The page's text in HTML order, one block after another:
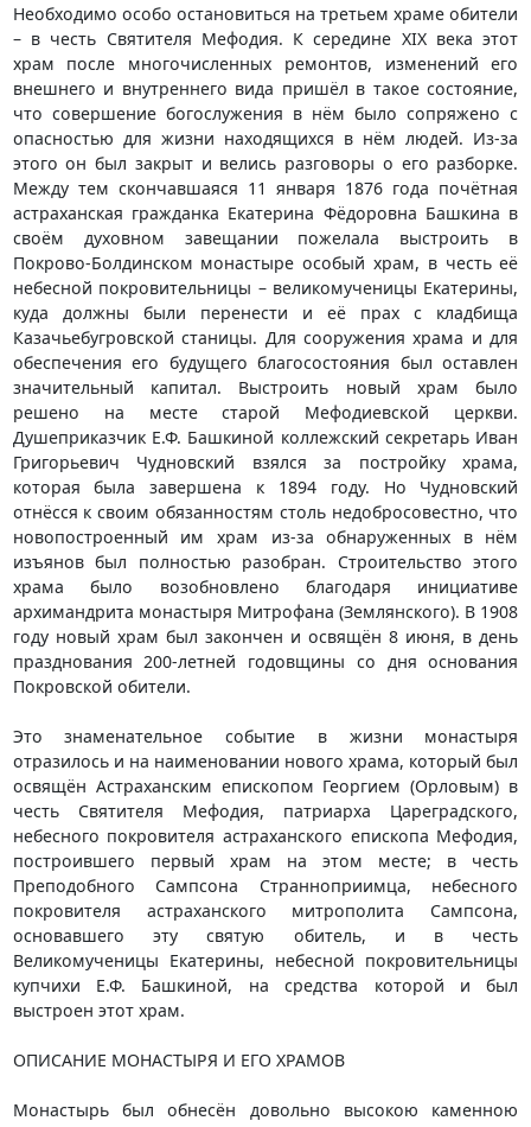
Необходимо особо остановиться на третьем храме обители
– в честь Святителя Мефодия. К середине XIX века этот
храм после многочисленных ремонтов, изменений его
внешнего и внутреннего вида пришёл в такое состояние,
что совершение богослужения в нём было сопряжено с
опасностью для жизни находящихся в нём людей. Из-за
этого он был закрыт и велись разговоры о его разборке.
Между тем скончавшаяся 11 января 1876 года почётная
астраханская гражданка Екатерина Фёдоровна Башкина в
своём духовном завещании пожелала выстроить в
Покрово-Болдинском монастыре особый храм, в честь её
небесной покровительницы – великомученицы Екатерины,
куда должны были перенести и её прах с кладбища
Казачьебугровской станицы. Для сооружения храма и для
обеспечения его будущего благосостояния был оставлен
значительный капитал. Выстроить новый храм было
решено на месте старой Мефодиевской церкви.
Душеприказчик Е.Ф. Башкиной коллежский секретарь Иван
Григорьевич Чудновский взялся за постройку храма,
которая была завершена к 1894 году. Но Чудновский
отнёсся к своим обязанностям столь недобросовестно, что
новопостроенный им храм из-за обнаруженных в нём
изъянов был полностью разобран. Строительство этого
храма было возобновлено благодаря инициативе
архимандрита монастыря Митрофана (Землянского). В 1908
году новый храм был закончен и освящён 8 июня, в день
празднования 200-летней годовщины со дня основания
Покровской обители.
Это знаменательное событие в жизни монастыря
отразилось и на наименовании нового храма, который был
освящён Астраханским епископом Георгием (Орловым) в
честь Святителя Мефодия, патриарха Цареградского,
небесного покровителя астраханского епископа Мефодия,
построившего первый храм на этом месте; в честь
Преподобного Сампсона Странноприимца, небесного
покровителя астраханского митрополита Сампсона,
основавшего эту святую обитель, и в честь
Великомученицы Екатерины, небесной покровительницы
купчихи Е.Ф. Башкиной, на средства которой и был
выстроен этот храм.
ОПИСАНИЕ МОНАСТЫРЯ И ЕГО ХРАМОВ
Монастырь был обнесён довольно высокою каменною